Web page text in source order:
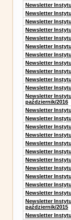
Newsletter
Newsletter
Newsletter
Newsletter
Newsletter
Newsletter
Newsletter
Newsletter
Newsletter
Newsletter
Newsletter
Newsletter
październik/2016
Newsletter
Newsletter
Newsletter
Newsletter
Newsletter
Newsletter
Newsletter
Newsletter
Newsletter
Newsletter
Newsletter
Newsletter
październik/2015
Newsletter